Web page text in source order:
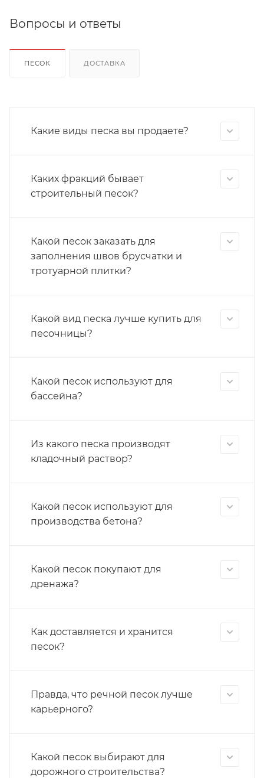
Вопросы и ответы
ПЕСОК ДОСТАВКА
Какие виды песка вы продаете?
Каких фракций бывает
строительный песок?
Какой песок заказать для
заполнения швов брусчатки и
тротуарной плитки?
Какой вид песка лучше купить для
песочницы?
Какой песок используют для
бассейна?
Из какого песка производят
кладочный раствор?
Какой песок используют для
производства бетона?
Какой песок покупают для
дренажа?
Как доставляется и хранится
песок?
Правда, что речной песок лучше
карьерного?
Какой песок выбирают для
дорожного строительства?